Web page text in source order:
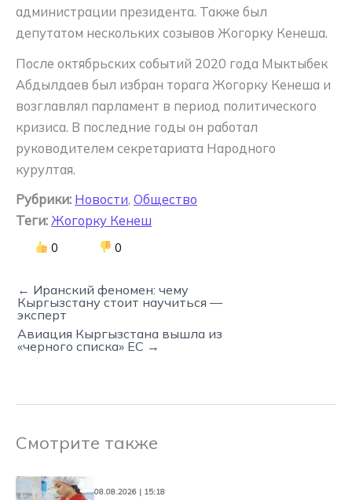
администрации президента. Также был
депутатом нескольких созывов Жогорку Кенеша.
После октябрьских событий 2020 года Мыктыбек
Абдылдаев был избран торага Жогорку Кенеша и
возглавлял парламент в период политического
кризиса. В последние годы он работал
руководителем секретариата Народного
курултая.
Рубрики: Новости, Общество
Теги: Жогорку Кенеш
0 0
← Иранский феномен: чему
Кыргызстану стоит научиться —
эксперт
Авиация Кыргызстана вышла из
«черного списка» ЕС →
Смотрите также
08.08.2026 | 15:18